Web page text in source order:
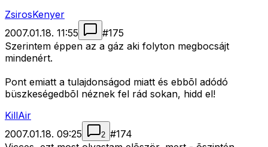
ZsirosKenyer
2007.01.18. 11:55
#175
Szerintem éppen az a gáz aki folyton megbocsájt
mindenért.
Pont emiatt a tulajdonságod miatt és ebbõl adódó
büszkeségedbõl néznek fel rád sokan, hidd el!
KillAir
2007.01.18. 09:25
2 #174